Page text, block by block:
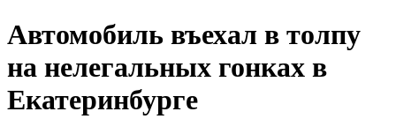
Автомобиль въехал в толпу
на нелегальных гонках в
Екатеринбурге